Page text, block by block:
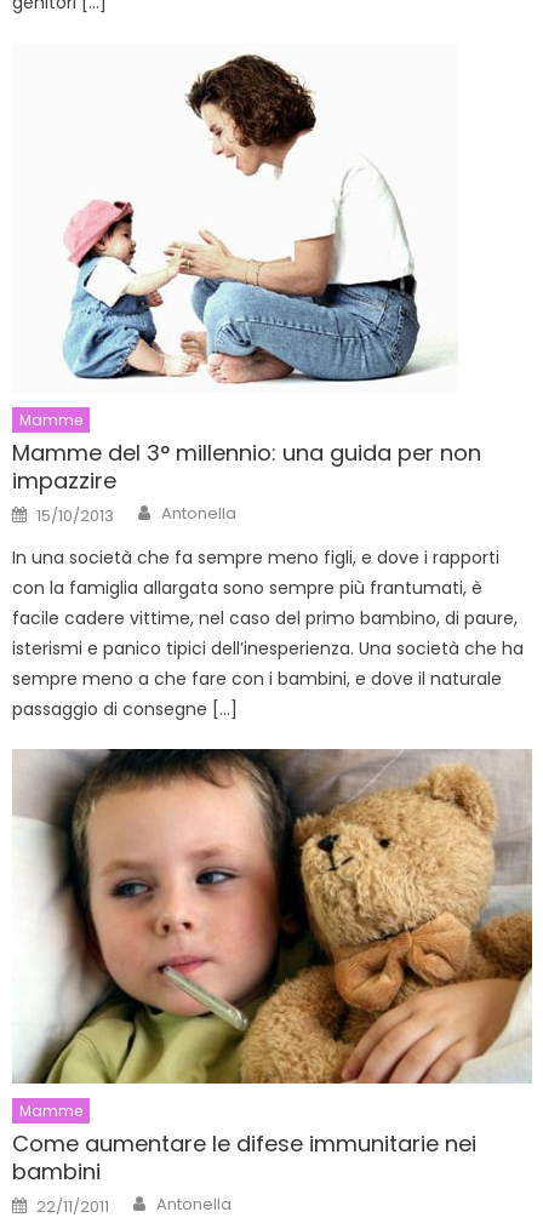
Mamme
Mamme del 3° millennio: una guida per non
impazzire
Posted
on
15/10/2013 Author
Antonella
In una società che fa sempre meno figli, e dove i rapporti
con la famiglia allargata sono sempre più frantumati, è
facile cadere vittime, nel caso del primo bambino, di paure,
isterismi e panico tipici dell’inesperienza. Una società che ha
sempre meno a che fare con i bambini, e dove il naturale
passaggio di consegne […]
Mamme
Come aumentare le difese immunitarie nei
bambini
Posted
on
22/11/2011 Author
Antonella